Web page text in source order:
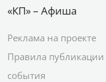
«КП» – Афиша
Реклама на проекте
Правила публикации
события